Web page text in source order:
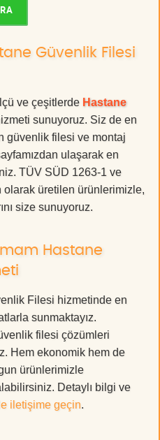
Güvenlik Filesi
ve çeşitlerde Hastane
sunuyoruz. Siz de en
güvenlik filesi ve montaj
ulaşarak en
TÜV SÜD 1263-1 ve
olarak üretilen ürünlerimizle,
size sunuyoruz.
Hastane
Filesi hizmetinde en
sunmaktayız.
filesi çözümleri
Hem ekonomik hem de
ürünlerimizle
Detaylı bilgi ve
iletişime geçin.